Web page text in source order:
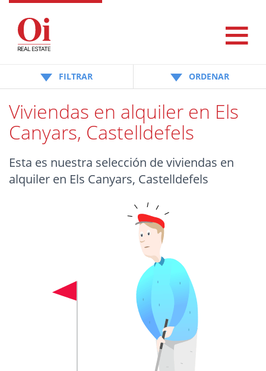
FILTRAR ORDENAR
Viviendas en alquiler en Els
Canyars, Castelldefels
Esta es nuestra selección de viviendas en
alquiler en Els Canyars, Castelldefels